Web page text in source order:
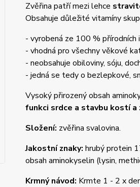
Zvěřina patří mezi lehce
Obsahuje důležité vitamíny
- vyrobená ze 100 % přírodních
- vhodná pro všechny věkové
- neobsahuje obiloviny, sóju,
- jedná se tedy o bezlepkové,
Vysoký přirozený obsah
funkci srdce a stavbu kostí a
Složení: zvěřina svalovina.
Jakostní znaky: hrubý protein
obsah aminokyselin (lysin,
Krmný návod: Krmte 1 - 2 x